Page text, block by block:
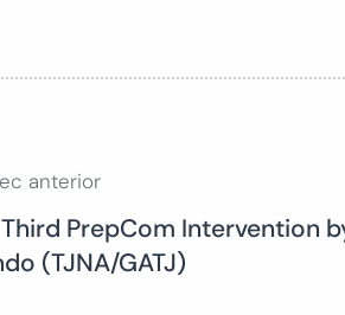
anterior
PrepCom Intervention
(TJNA/GATJ)